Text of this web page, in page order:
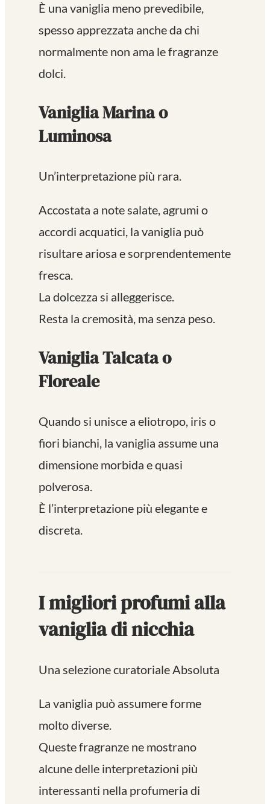
È una vaniglia meno prevedibile,
spesso apprezzata anche da chi
normalmente non ama le fragranze
dolci.
Vaniglia Marina o
Luminosa
Un’interpretazione più rara.
Accostata a note salate, agrumi o
accordi acquatici, la vaniglia può
risultare ariosa e sorprendentemente
fresca.
La dolcezza si alleggerisce.
Resta la cremosità, ma senza peso.
Vaniglia Talcata o
Floreale
Quando si unisce a eliotropo, iris o
fiori bianchi, la vaniglia assume una
dimensione morbida e quasi
polverosa.
È l’interpretazione più elegante e
discreta.
I migliori profumi alla
vaniglia di nicchia
Una selezione curatoriale Absoluta
La vaniglia può assumere forme
molto diverse.
Queste fragranze ne mostrano
alcune delle interpretazioni più
interessanti nella profumeria di